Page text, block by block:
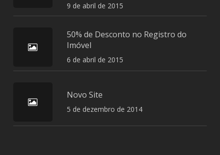
9 de abril de 2015
50% de Desconto no Registro do
Imóvel
6 de abril de 2015
Novo Site
5 de dezembro de 2014